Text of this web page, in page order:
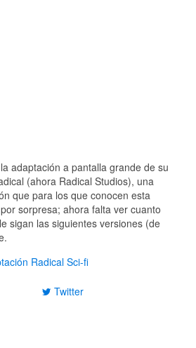
adaptación a pantalla grande de su
(ahora Radical Studios), una
que para los que conocen esta
sorpresa; ahora falta ver cuanto
sigan las siguientes versiones (de
Radical Sci-fi
Twitter